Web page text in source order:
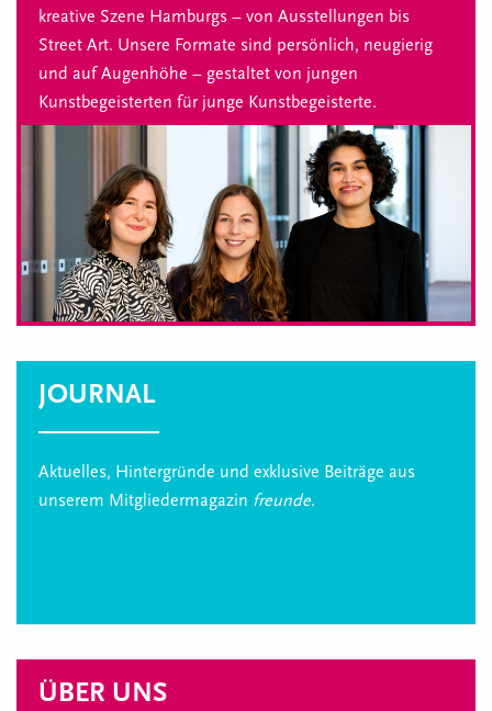
kreative Szene Hamburgs – von Ausstellungen bis
Street Art. Unsere Formate sind persönlich, neugierig
und auf Augenhöhe – gestaltet von jungen
Kunstbegeisterten für junge Kunstbegeisterte.
JOURNAL
Aktuelles, Hintergründe und exklusive Beiträge aus
unserem Mitgliedermagazin freunde.
ÜBER UNS